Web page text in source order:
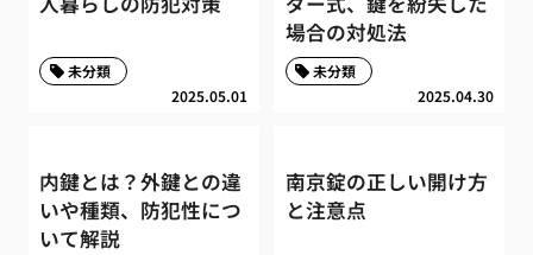
2025.05.01
未分類
場合の対処法
2025.04.30
未分類
内鍵とは？外鍵との違
いや種類、防犯性につ
いて解説
南京錠の正しい開け方
と注意点